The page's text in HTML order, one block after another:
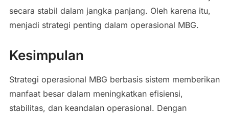
secara stabil dalam jangka panjang. Oleh karena itu,
menjadi strategi penting dalam operasional MBG.
Kesimpulan
Strategi operasional MBG berbasis sistem memberikan
manfaat besar dalam meningkatkan efisiensi,
stabilitas, dan keandalan operasional. Dengan